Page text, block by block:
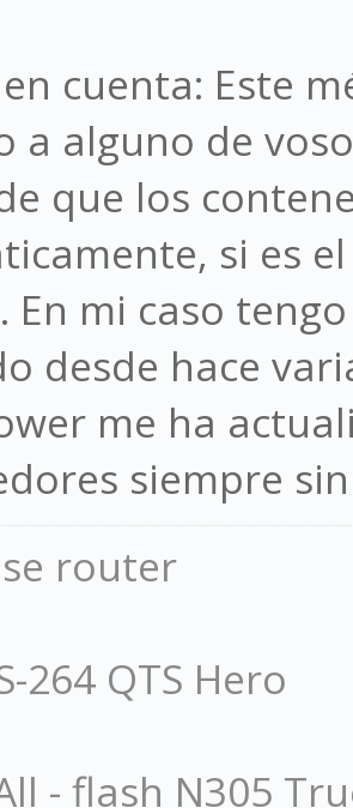
cuenta: Este
a alguno de
que los
si es
En mi caso
desde hace
me ha
siempre
router
264 QTS Hero
- flash N305